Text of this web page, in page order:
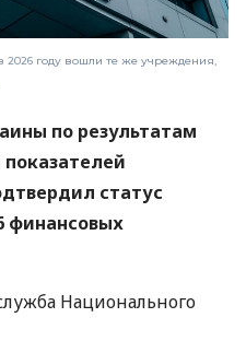
году вошли те же учреждения,
по результатам
статус
финансовых
Национального